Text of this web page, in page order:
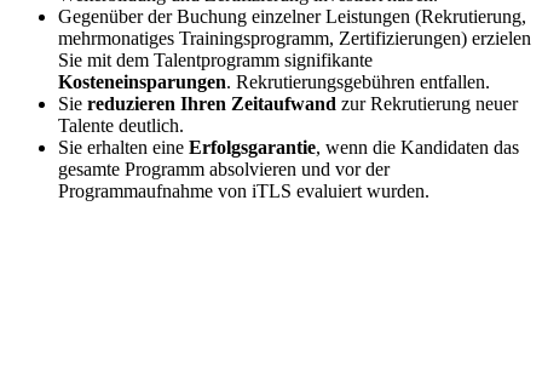
Gegenüber der Buchung einzelner Leistungen (Rekrutierung,
mehrmonatiges Trainingsprogramm, Zertifizierungen) erzielen
Sie mit dem Talentprogramm signifikante
Kosteneinsparungen. Rekrutierungsgebühren entfallen.
Sie reduzieren Ihren Zeitaufwand zur Rekrutierung neuer
Talente deutlich.
Sie erhalten eine Erfolgsgarantie, wenn die Kandidaten das
gesamte Programm absolvieren und vor der
Programmaufnahme von iTLS evaluiert wurden.